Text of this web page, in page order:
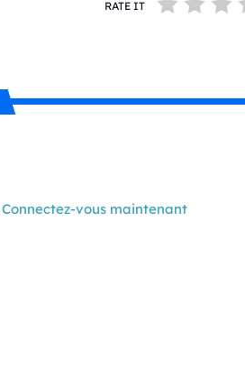
RATE IT
Connectez-vous maintenant